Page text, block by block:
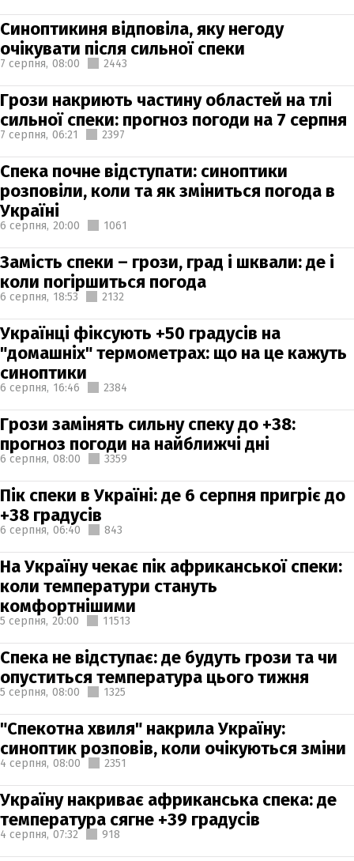
Синоптикиня відповіла, яку негоду
очікувати після сильної спеки
7 серпня, 08:00 2443
Грози накриють частину областей на тлі
сильної спеки: прогноз погоди на 7 серпня
7 серпня, 06:21 2397
Спека почне відступати: синоптики
розповіли, коли та як зміниться погода в
Україні
6 серпня, 20:00 1061
Замість спеки – грози, град і шквали: де і
коли погіршиться погода
6 серпня, 18:53 2132
Українці фіксують +50 градусів на
"домашніх" термометрах: що на це кажуть
синоптики
6 серпня, 16:46 2384
Грози замінять сильну спеку до +38:
прогноз погоди на найближчі дні
6 серпня, 08:00 3359
Пік спеки в Україні: де 6 серпня пригріє до
+38 градусів
6 серпня, 06:40 843
На Україну чекає пік африканської спеки:
коли температури стануть
комфортнішими
5 серпня, 20:00 11513
Спека не відступає: де будуть грози та чи
опуститься температура цього тижня
5 серпня, 08:00 1325
"Спекотна хвиля" накрила Україну:
синоптик розповів, коли очікуються зміни
4 серпня, 08:00 2351
Україну накриває африканська спека: де
температура сягне +39 градусів
4 серпня, 07:32 918